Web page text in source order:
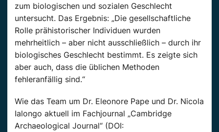
zum biologischen und sozialen Geschlecht
untersucht. Das Ergebnis: „Die gesellschaftliche
Rolle prähistorischer Individuen wurden
mehrheitlich – aber nicht ausschließlich – durch ihr
biologisches Geschlecht bestimmt. Es zeigte sich
aber auch, dass die üblichen Methoden
fehleranfällig sind.“
Wie das Team um Dr. Eleonore Pape und Dr. Nicola
Ialongo aktuell im Fachjournal „Cambridge
Archaeological Journal“ (DOI: